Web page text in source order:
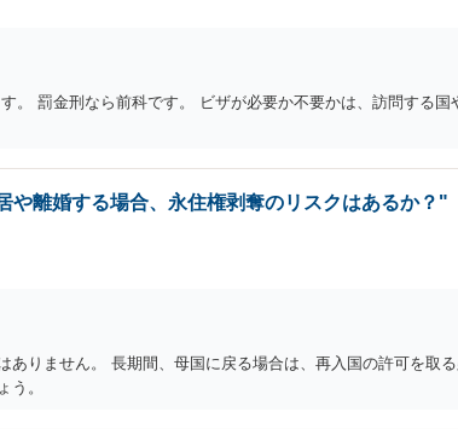
。 罰金刑なら前科です。 ビザが必要か不要かは、訪問する
や離婚する場合、永住権剥奪のリスクはあるか？"
ありません。 長期間、母国に戻る場合は、再入国の許可を取
う。